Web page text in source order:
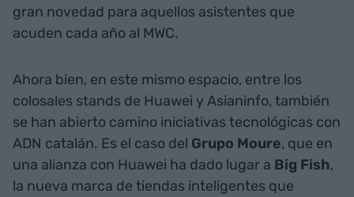
gran novedad para aquellos asistentes que
acuden cada año al MWC.
Ahora bien, en este mismo espacio, entre los
colosales stands de Huawei y Asianinfo, también
se han abierto camino iniciativas tecnológicas con
ADN catalán. Es el caso del Grupo Moure, que en
una alianza con Huawei ha dado lugar a Big Fish,
la nueva marca de tiendas inteligentes que